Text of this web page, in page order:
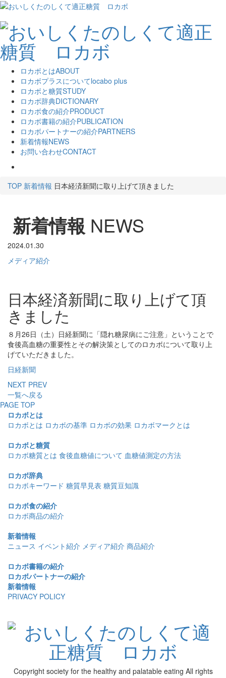
ロカボとはABOUT
ロカボプラスについてlocabo plus
ロカボと糖質STUDY
ロカボ辞典DICTIONARY
ロカボ食の紹介PRODUCT
ロカボ書籍の紹介PUBLICATION
ロカボパートナーの紹介PARTNERS
新着情報NEWS
お問い合わせCONTACT
TOP 新着情報 日本経済新聞に取り上げて頂きました
新着情報 NEWS
2024.01.30
メディア紹介
日本経済新聞に取り上げて頂
きました
８月26日（土）日経新聞に「隠れ糖尿病にご注意」ということで
食後高血糖の重要性とその解決策としてのロカボについて取り上
げていただきました。
日経新聞
NEXT PREV
一覧へ戻る
PAGE TOP
ロカボとは
ロカボとは ロカボの基準 ロカボの効果 ロカボマークとは
ロカボと糖質
ロカボ糖質とは 食後血糖値について 血糖値測定の方法
ロカボ辞典
ロカボキーワード 糖質早見表 糖質豆知識
ロカボ食の紹介
ロカボ商品の紹介
新着情報
ニュース イベント紹介 メディア紹介 商品紹介
ロカボ書籍の紹介
ロカボパートナーの紹介
新着情報
PRIVACY POLICY
Copyright society for the healthy and palatable eating All rights